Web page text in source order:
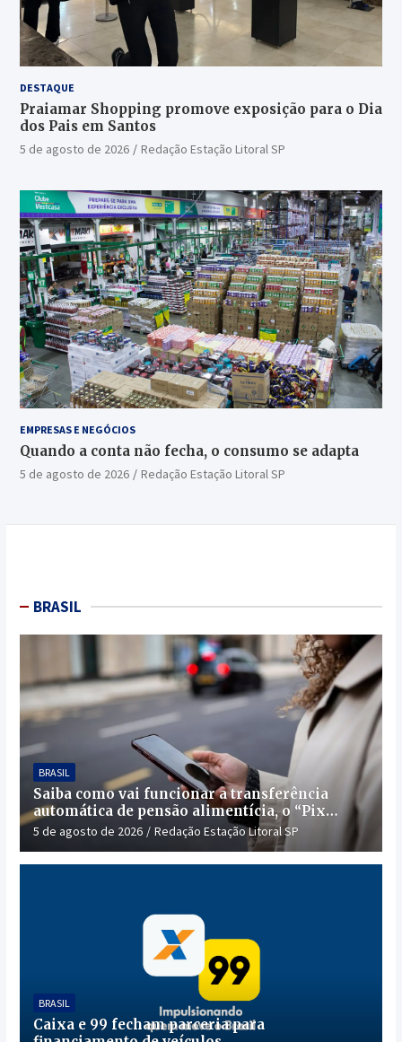
DESTAQUE
Praiamar Shopping promove exposição para o Dia
dos Pais em Santos
5 de agosto de 2026 Redação Estação Litoral SP
EMPRESAS E NEGÓCIOS
Quando a conta não fecha, o consumo se adapta
5 de agosto de 2026 Redação Estação Litoral SP
BRASIL
BRASIL
Saiba como vai funcionar a transferência
automática de pensão alimentícia, o “Pix
Pensão”
5 de agosto de 2026 Redação Estação Litoral SP
BRASIL
Caixa e 99 fecham parceria para